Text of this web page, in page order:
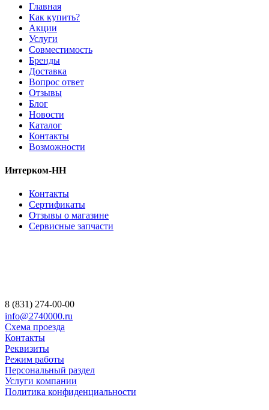
Главная
Как купить?
Акции
Услуги
Совместимость
Бренды
Доставка
Вопрос ответ
Отзывы
Блог
Новости
Каталог
Контакты
Возможности
Интерком-НН
Контакты
Сертификаты
Отзывы о магазине
Сервисные запчасти
8 (831) 274-00-00
info@2740000.ru
Схема проезда
Контакты
Реквизиты
Режим работы
Персональный раздел
Услуги компании
Политика конфиденциальности